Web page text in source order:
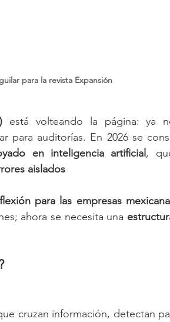
para la revista Expansión
está volteando la página: ya
para auditorías. En 2026 se
en inteligencia artificial,
aislados
para las empresas
ahora se necesita una